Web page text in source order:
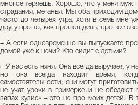
многое теряешь. Хорошо, что у меня муж
страдания, метанья. Мы оба приходим
часто до четырех утра, хотя в семь мне
другу про то, как прошел день, про все
– А если одновременно вы выпускаете
домой уже к ночи? Кто сидит с детьми?
– У нас есть няня. Она всегда выручает, у
но она всегда находит время,
самостоятельности; они могут
не учат уроки в гримерке и не обедают
запах кулис» – это не про моих детей. В